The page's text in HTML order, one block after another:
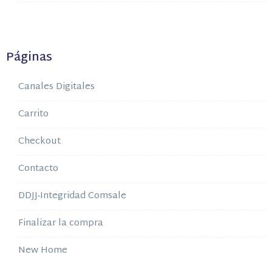
Páginas
Canales Digitales
Carrito
Checkout
Contacto
DDJJ-Integridad Comsale
Finalizar la compra
New Home